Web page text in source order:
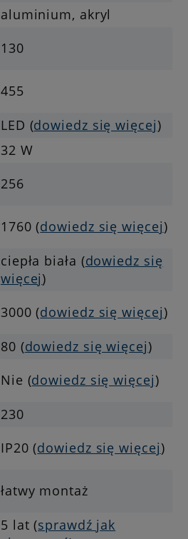
aluminium, akryl
130
455
LED (dowiedz się więcej)
32 W
256
1760 (dowiedz się więcej)
ciepła biała (dowiedz się
więcej)
3000 (dowiedz się więcej)
80 (dowiedz się więcej)
Nie (dowiedz się więcej)
230
IP20 (dowiedz się więcej)
łatwy montaż
5 lat (sprawdź jak